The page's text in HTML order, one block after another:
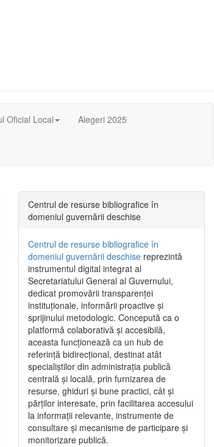
Oficial Local Alegeri 2025
Centrul de resurse bibliografice în
domeniul guvernării deschise
Centrul de resurse bibliografice în
domeniul guvernării deschise reprezintă
instrumentul digital integrat al
Secretariatului General al Guvernului,
dedicat promovării transparenței
instituționale, informării proactive și
sprijinului metodologic. Concepută ca o
platformă colaborativă și accesibilă,
aceasta funcționează ca un hub de
referință bidirecțional, destinat atât
specialiștilor din administrația publică
centrală și locală, prin furnizarea de
resurse, ghiduri și bune practici, cât și
părților interesate, prin facilitarea accesului
la informații relevante, instrumente de
consultare și mecanisme de participare și
monitorizare publică.